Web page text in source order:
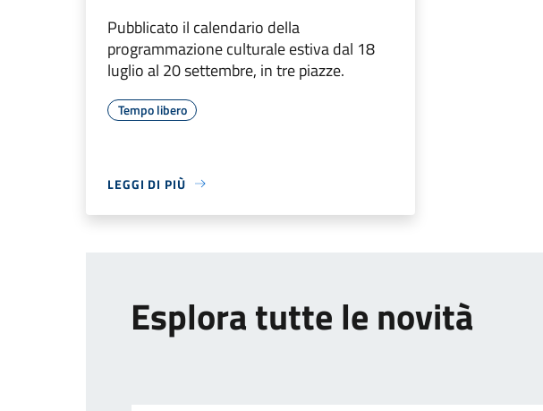
Pubblicato il calendario della
programmazione culturale estiva dal 18
luglio al 20 settembre, in tre piazze.
Tempo libero
LEGGI DI PIÙ
Esplora tutte le novità